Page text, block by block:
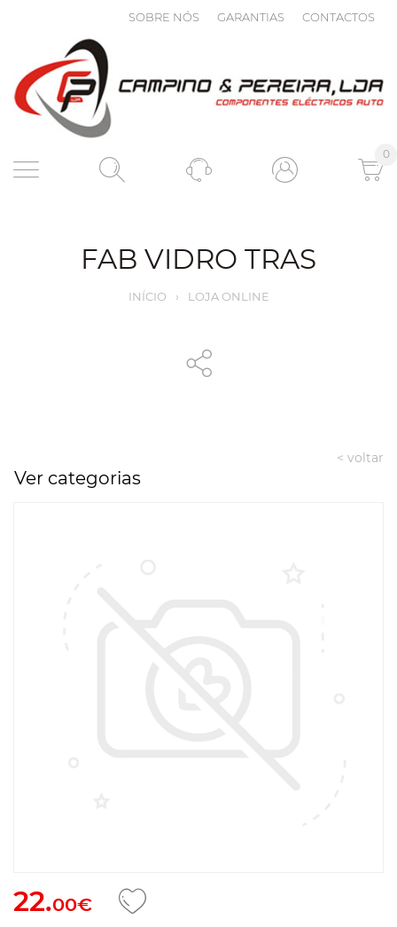
SOBRE NÓS GARANTIAS CONTACTOS
0
FAB VIDRO TRAS
INÍCIO › LOJA ONLINE
< voltar
Ver categorias
22.00€